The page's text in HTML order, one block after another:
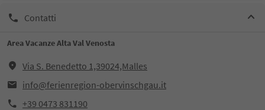
Contatti
Area Vacanze Alta Val Venosta
Via S. Benedetto 1,39024,Malles
info@ferienregion-obervinschgau.it
+39 0473 831190